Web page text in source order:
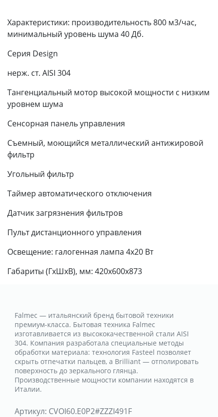
Характеристики: производительность 800 м3/час,
минимальный уровень шума 40 Дб.
Серия Design
нерж. ст. AISI 304
Тангенциальный мотор высокой мощности с низким
уровнем шума
Сенсорная панель управления
Съемный, моющийся металлический антижировой
фильтр
Угольный фильтр
Таймер автоматического отключения
Датчик загрязнения фильтров
Пульт дистанционного управления
Освещение: галогенная лампа 4x20 Вт
Габариты (ГхШхВ), мм: 420х600х873
Falmec — итальянский бренд бытовой техники
премиум-класса. Бытовая техника Falmec
изготавливается из высококачественной стали AISI
304. Компания разработала специальные методы
обработки материала: технология Fasteel позволяет
скрыть отпечатки пальцев, а Brilliant — отполировать
поверхность до зеркального глянца.
Производственные мощности компании находятся в
Италии.
Артикул: CVOI60.E0P2#ZZZI491F